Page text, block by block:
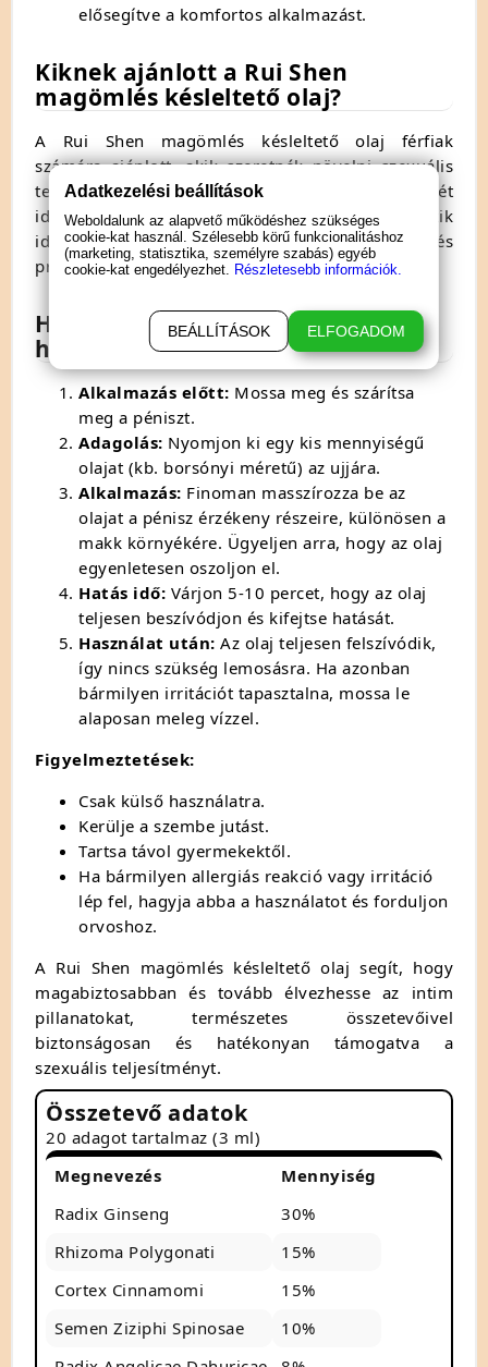
elősegítve a komfortos alkalmazást.
Kiknek ajánlott a Rui Shen
magömlés késleltető olaj?
A Rui Shen magömlés késleltető olaj férfiak
számára ajánlott, akik szeretnék növelni szexuális
teljesítményüket és meghosszabbítani az együttlét
időtartamát. Különösen hasznos azok számára, akik
időnkénti vagy rendszeres korai magömlés
problémákkal küzdenek.
Használati útmutató a Rui Shen
használatához:
Alkalmazás előtt: Mossa meg és szárítsa
meg a péniszt.
Adagolás: Nyomjon ki egy kis mennyiségű
olajat (kb. borsónyi méretű) az ujjára.
Alkalmazás: Finoman masszírozza be az
olajat a pénisz érzékeny részeire, különösen a
makk környékére. Ügyeljen arra, hogy az olaj
egyenletesen oszoljon el.
Hatás idő: Várjon 5-10 percet, hogy az olaj
teljesen beszívódjon és kifejtse hatását.
Használat után: Az olaj teljesen felszívódik,
így nincs szükség lemosásra. Ha azonban
bármilyen irritációt tapasztalna, mossa le
alaposan meleg vízzel.
Figyelmeztetések:
Csak külső használatra.
Kerülje a szembe jutást.
Tartsa távol gyermekektől.
Ha bármilyen allergiás reakció vagy irritáció
lép fel, hagyja abba a használatot és forduljon
orvoshoz.
A Rui Shen magömlés késleltető olaj segít, hogy
magabiztosabban és tovább élvezhesse az intim
pillanatokat, természetes összetevőivel
biztonságosan és hatékonyan támogatva a
szexuális teljesítményt.
Összetevő adatok
20 adagot tartalmaz (3 ml)
Megnevezés
Mennyiség
Radix Ginseng
30%
Rhizoma Polygonati
15%
Cortex Cinnamomi
15%
Semen Ziziphi Spinosae
10%
Adatkezelési beállítások
Weboldalunk az alapvető működéshez szükséges
cookie-kat használ. Szélesebb körű funkcionalitáshoz
(marketing, statisztika, személyre szabás) egyéb
cookie-kat engedélyezhet. Részletesebb információk.
BEÁLLÍTÁSOK ELFOGADOM